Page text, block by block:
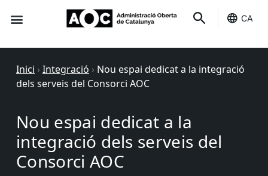
CA
Inici › Integració › Nou espai dedicat a la integració
dels serveis del Consorci AOC
Nou espai dedicat a la
integració dels serveis del
Consorci AOC